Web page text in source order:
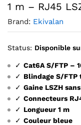
1 m – RJ45
Brand: Ekivalan
Status: Disponible
✓ Cat6A S/FTP –
✓ Blindage S/FTP
✓ Gaine LSZH
✓ Connecteurs
✓ Longueur 1 m
✓ Couleur bleue